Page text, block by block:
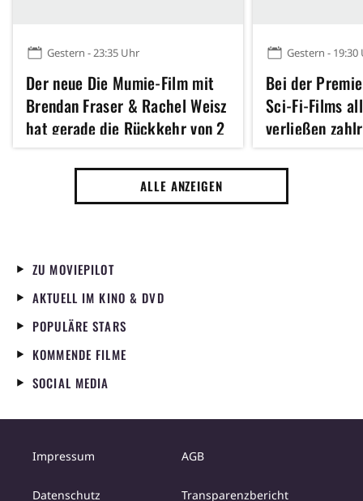
Gestern - 23:35 Uhr
Der neue Die Mumie-Film mit
Brendan Fraser & Rachel Weisz
hat gerade die Rückkehr von 2
weiteren legendären Figuren
der Reihe angekündigt
Gestern - 19:30
Bei der
Sci-Fi-Films
verließen
Kino – sogar
Star haute
ALLE ANZEIGEN
ZU MOVIEPILOT
AKTUELL IM KINO & DVD
POPULÄRE STARS
KOMMENDE FILME
SOCIAL MEDIA
Impressum AGB
Datenschutz Transparenzbericht